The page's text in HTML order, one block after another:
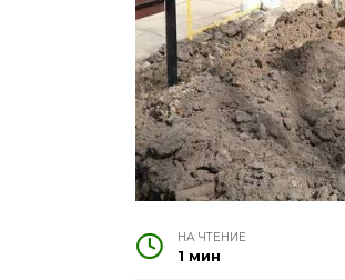
НА ЧТЕНИЕ
1 мин